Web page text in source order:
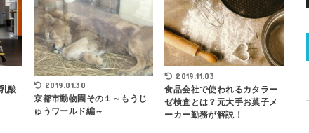
酸
2019.01.30
京都市動物園その１～もうじ
ゅうワールド編～
2019.11.03
食品会社で使われるカタラー
ゼ検査とは？元大手お菓子メ
ーカー勤務が解説！